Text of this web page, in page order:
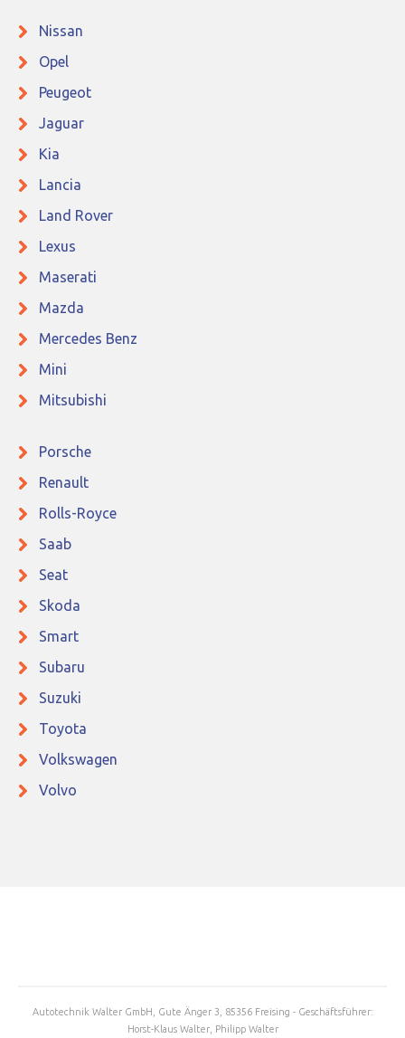
Nissan
Opel
Peugeot
Jaguar
Kia
Lancia
Land Rover
Lexus
Maserati
Mazda
Mercedes Benz
Mini
Mitsubishi
Porsche
Renault
Rolls-Royce
Saab
Seat
Skoda
Smart
Subaru
Suzuki
Toyota
Volkswagen
Volvo
Autotechnik Walter GmbH, Gute Änger 3, 85356 Freising - Geschäftsführer:
Horst-Klaus Walter, Philipp Walter